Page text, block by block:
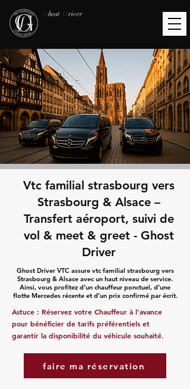
Ghost Driver
Vtc familial strasbourg vers
Strasbourg & Alsace –
Transfert aéroport, suivi de
vol & meet & greet - Ghost
Driver
Ghost Driver VTC assure vtc familial strasbourg vers
Strasbourg & Alsace avec un haut niveau de service.
Ainsi, vous profitez d’un chauffeur ponctuel, d’une
flotte Mercedes récente et d’un prix confirmé par écrit.
Astuce : Réservez votre Chauffeur à l'avance
pour bénéficier de tarifs préférentiels et
garantir la disponibilité du véhicule souhaité.
faire ma réservation